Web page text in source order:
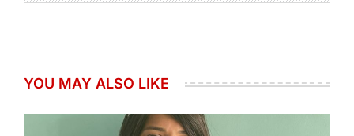
YOU MAY ALSO LIKE